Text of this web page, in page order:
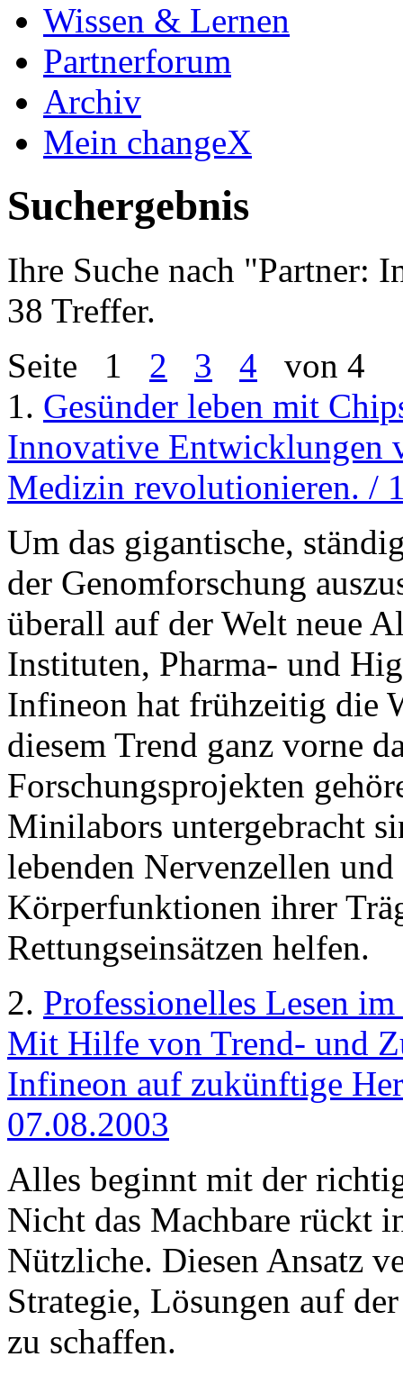
Wissen & Lernen
Partnerforum
Archiv
Mein changeX
Suchergebnis
Ihre Suche nach "Partner:
38 Treffer.
Seite 1 2 3 4 von 4
1. Gesünder leben mit
Innovative Entwicklungen
Medizin revolutionieren. /
Um das gigantische,
der Genomforschung
überall auf der Welt neue
Instituten, Pharma- und
Infineon hat frühzeitig die
diesem Trend ganz vorne
Forschungsprojekten
Minilabors untergebracht
lebenden Nervenzellen
Körperfunktionen ihrer
Rettungseinsätzen helfen.
2. Professionelles Lesen
Mit Hilfe von Trend- und
Infineon auf zukünftige
07.08.2003
Alles beginnt mit der
Nicht das Machbare rückt
Nützliche. Diesen Ansatz
Strategie, Lösungen auf
zu schaffen.